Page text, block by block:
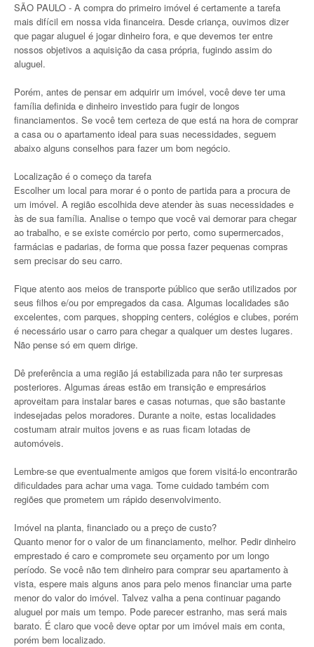
SÃO PAULO - A compra do primeiro imóvel é certamente a tarefa
mais difícil em nossa vida financeira. Desde criança, ouvimos dizer
que pagar aluguel é jogar dinheiro fora, e que devemos ter entre
nossos objetivos a aquisição da casa própria, fugindo assim do
aluguel.
Porém, antes de pensar em adquirir um imóvel, você deve ter uma
família definida e dinheiro investido para fugir de longos
financiamentos. Se você tem certeza de que está na hora de comprar
a casa ou o apartamento ideal para suas necessidades, seguem
abaixo alguns conselhos para fazer um bom negócio.
Localização é o começo da tarefa
Escolher um local para morar é o ponto de partida para a procura de
um imóvel. A região escolhida deve atender às suas necessidades e
às de sua família. Analise o tempo que você vai demorar para chegar
ao trabalho, e se existe comércio por perto, como supermercados,
farmácias e padarias, de forma que possa fazer pequenas compras
sem precisar do seu carro.
Fique atento aos meios de transporte público que serão utilizados por
seus filhos e/ou por empregados da casa. Algumas localidades são
excelentes, com parques, shopping centers, colégios e clubes, porém
é necessário usar o carro para chegar a qualquer um destes lugares.
Não pense só em quem dirige.
Dê preferência a uma região já estabilizada para não ter surpresas
posteriores. Algumas áreas estão em transição e empresários
aproveitam para instalar bares e casas noturnas, que são bastante
indesejadas pelos moradores. Durante a noite, estas localidades
costumam atrair muitos jovens e as ruas ficam lotadas de
automóveis.
Lembre-se que eventualmente amigos que forem visitá-lo encontrarão
dificuldades para achar uma vaga. Tome cuidado também com
regiões que prometem um rápido desenvolvimento.
Imóvel na planta, financiado ou a preço de custo?
Quanto menor for o valor de um financiamento, melhor. Pedir dinheiro
emprestado é caro e compromete seu orçamento por um longo
período. Se você não tem dinheiro para comprar seu apartamento à
vista, espere mais alguns anos para pelo menos financiar uma parte
menor do valor do imóvel. Talvez valha a pena continuar pagando
aluguel por mais um tempo. Pode parecer estranho, mas será mais
barato. É claro que você deve optar por um imóvel mais em conta,
porém bem localizado.